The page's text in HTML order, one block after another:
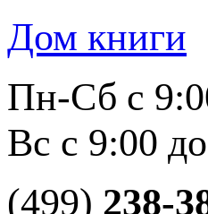
Дом книги
Пн-Сб с
Вс с 9:00
(499) 238-